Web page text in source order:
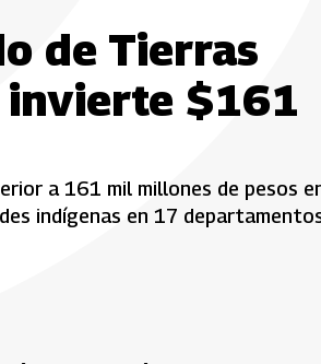
de Tierras
invierte $161
a 161 mil millones de pesos
indígenas en 17